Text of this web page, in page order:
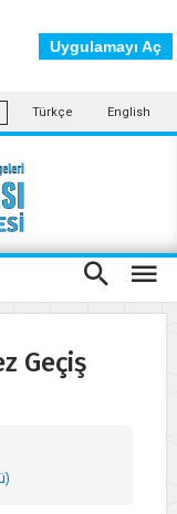
Türkçe English
Geçiş
Uygulamayı Aç